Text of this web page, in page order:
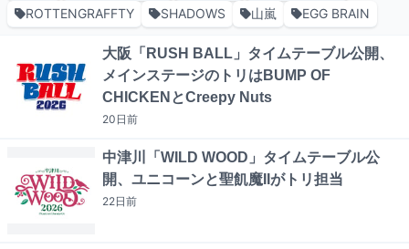
ROTTENGRAFFTY
SHADOWS 山嵐 EGG BRAIN
大阪「RUSH BALL」タイムテーブル公開、
メインステージのトリはBUMP OF
CHICKENとCreepy Nuts
20日前
中津川「WILD WOOD」タイムテーブル公
開、ユニコーンと聖飢魔IIがトリ担当
22日前